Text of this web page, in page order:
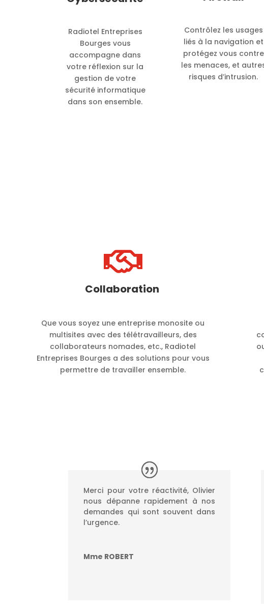
Radiotel Entreprises
Bourges vous
accompagne dans
votre réflexion sur la
gestion de votre
sécurité informatique
dans son ensemble.
Contrôlez les usages
liés à la navigation et
protégez vous contre
les menaces, et
risques d’intrusion.

Collaboration
Que vous soyez une entreprise monosite ou
multisites avec des télétravailleurs, des
collaborateurs nomades, etc., Radiotel
Entreprises Bourges a des solutions pour vous
permettre de travailler ensemble.
Merci pour votre réactivité, Olivier
nous dépanne rapidement à nos
demandes qui sont souvent dans
l’urgence.
Mme ROBERT